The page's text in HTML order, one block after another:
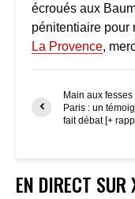
écroués aux
pénitentiaire pour
La Provence,
Main aux fesses
Paris : un
fait débat [+
EN DIRECT SUR